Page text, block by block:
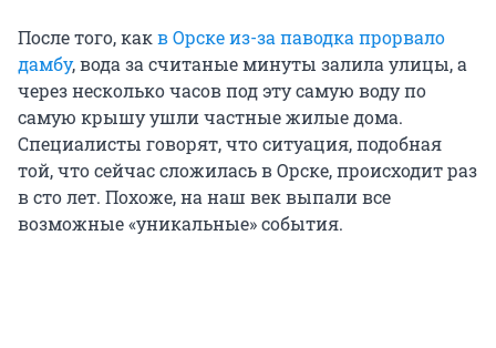
После того, какв Орске из-за паводка прорвало
дамбу, вода за считаные минуты залила улицы, а
через несколько часов под эту самую воду по
самую крышу ушли частные жилые дома.
Специалисты говорят, что ситуация, подобная
той, что сейчас сложилась в Орске, происходит раз
в сто лет. Похоже, на наш век выпали все
возможные «уникальные» события.